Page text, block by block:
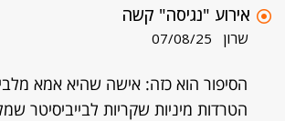
אירוע "נגיסה" קשה
שרון 07/08/25
הסיפור הוא כזה: אישה שהיא אמא
הטרדות מיניות שקריות לבייביסיטר